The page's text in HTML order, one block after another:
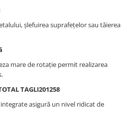
șlefuirea suprafețelor sau tăierea
mare de rotație permit realizarea
TAGLI201258
asigură un nivel ridicat de